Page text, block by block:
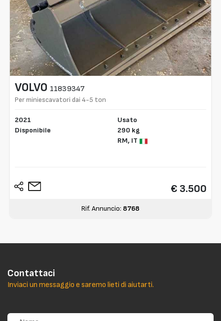
VOLVO 11839347
Per miniescavatori dai 4-5 ton
2021
Disponibile
Usato
290 kg
RM, IT
€ 3.500
Rif. Annuncio: 8768
Contattaci
Inviaci un messaggio e saremo lieti di aiutarti.